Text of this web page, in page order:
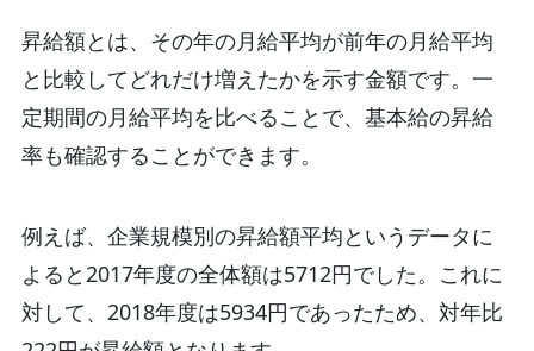
昇給額とは、その年の月給平均が前年の月給平均
と比較してどれだけ増えたかを示す金額です。一
定期間の月給平均を比べることで、基本給の昇給
率も確認することができます。
例えば、企業規模別の昇給額平均というデータに
よると2017年度の全体額は5712円でした。これに
対して、2018年度は5934円であったため、対年比